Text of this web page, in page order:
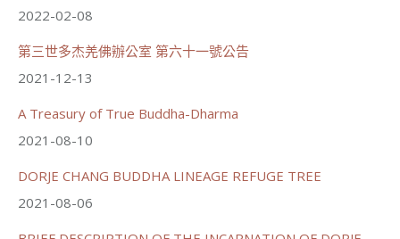
June 21, 2026, 12:54 AM
觀看更多
2022-02-08
第三世多杰羌佛辦公室 第六十一號公告
2021-12-13
A Treasury of True Buddha-Dharma
2021-08-10
DORJE CHANG BUDDHA LINEAGE REFUGE TREE
2021-08-06